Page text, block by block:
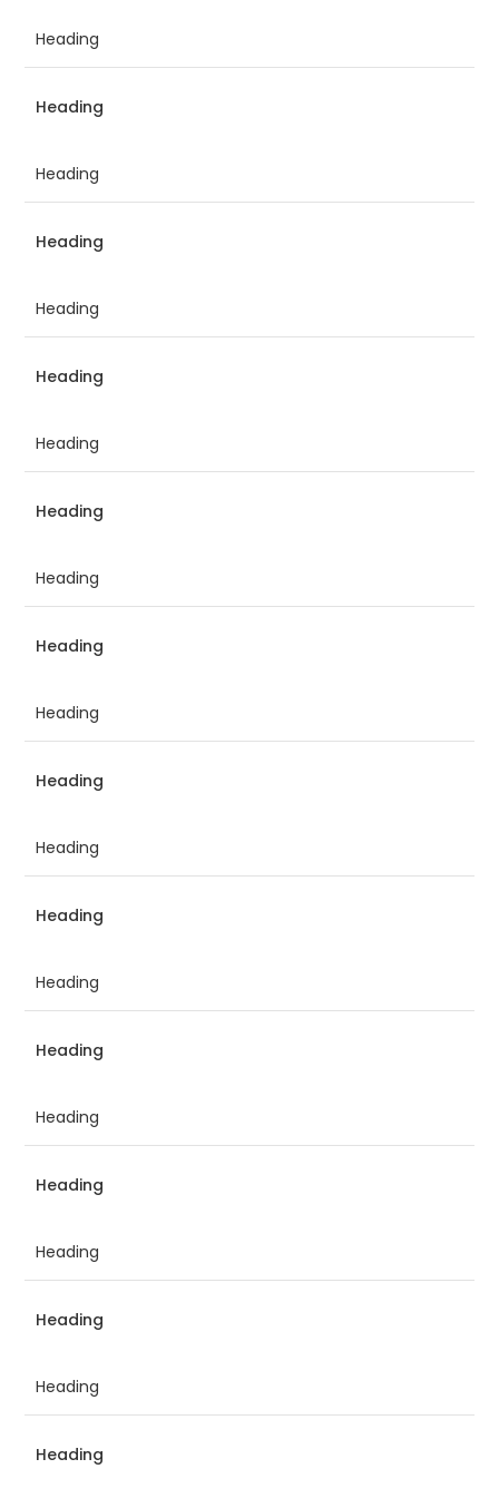
Heading
Heading
Heading
Heading
Heading
Heading
Heading
Heading
Heading
Heading
Heading
Heading
Heading
Heading
Heading
Heading
Heading
Heading
Heading
Heading
Heading
Heading